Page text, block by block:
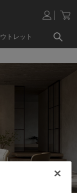
トレット